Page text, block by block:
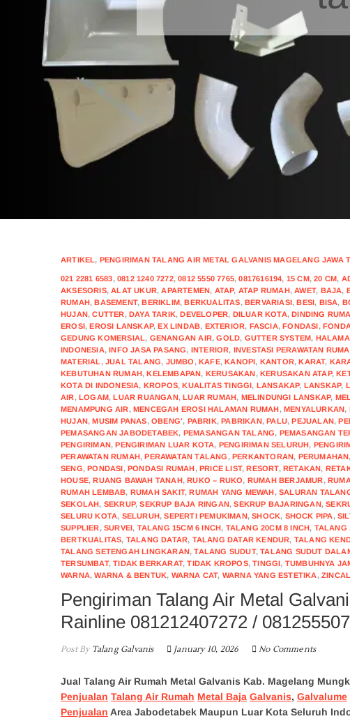
ARTIKEL, PENGIRIMAN TALANG AIR METAL GALVANIS MAGELANG JAWA
021 2281 6583,0812 1240 7272,0812 5550 7765,0817616194, 15 CM,20 CM,
AKSESORIS,ALAT UKUR,APARTEMEN, ATAP, ATAP RUMAH,AWET, BAJA,
RUMAH,BASEMENT,BERIKLIM,BERKUALITAS,BERVARIASI,BESI, BISA,
HUJAN,CUTTER,DAYA TARIK,DEVELOPER, DILUAR KOTA,DINDING
EROSI,EROSI LANSKAP,EX LINDAB, EXTERIOR, FASCIA,FONDASI,
GEDUNG KOMERSIAL, GENANGAN AIR,GOLD, GUTTER SYSTEM,
INDONESIA,INFO JASA PASANG, INTERIOR, INVESTASI PERAWATAN
MATERIAL ,JUAL TALANG, JUMBO ,KAFE,KANOPI, KANTOR,KARAT,
KEBUTUHAN RUMAH,KELEMBAPAN, KERUSAKAN,KERUSAKAN ATAP,
KOTA DI INDONESIA, KROPOS,KUALITAS TINGGI, LANSAKAP, LANSKAP,
AIR,LOGAM,LUAR RUANGAN,LUAR RUMAH, MELINDUNGI LANSKAP,
MENAMPUNG AIR,MENCEGAH EROSI HALAMAN RUMAH,MENYALURKAN,
HUJAN,MUSIM PANAS,OBENG', PABRIK,PABRIKAN,PALU,PEJUALAN,
PEMASANGAN JABODETABEK, PEMASANGAN TALANG, PEMASANGAN
PENGIRIMAN,PENGIRIMAN LUAR KOTA, PENGIRIMAN SELURUH,
PERAWATAN RUMAH,PERAWATAN TALANG ,PERKANTORAN, PERUMAHAN,
SENG,PONDASI,PONDASI RUMAH,PRICE LIST,RESORT,RETAKAN,
HOUSE,RUANG BAWAH TANAH,RUKO – RUKO, RUMAH BERJAMUR,
RUMAH LEMBAB, RUMAH SAKIT,RUMAH YANG MEWAH,SALURAN
SEKOLAH, SEKRUP,SEKRUP BAJA RINGAN,SEKRUP BAJARINGAN,
SELURU KOTA, SELURUH,SEPERTI PEMUKIMAN,SHOCK, SHOCK PIPA,
SUPPLIER,SURVEI, TALANG 15CM 6 INCH, TALANG 20CM 8 INCH, TALANG
BERTKUALITAS, TALANG DATAR, TALANG DATAR KENDUR, TALANG
TALANG SETENGAH LINGKARAN,TALANG SUDUT,TALANG SUDUT
TERSUMBAT,TIDAK BERKARAT,TIDAK KROPOS,TINGGI, TUMBUHNYA
WARNA,WARNA & BENTUK, WARNA CAT, WARNA YANG ESTETIKA,
Pengiriman Talang Air Metal
Rainline 081212407272 /
Post ByTalang Galvanis January 10, 2026 No Comments
Jual Talang Air Rumah Metal Galvanis Kab. Magelang
Penjualan Talang Air Rumah Metal Baja Galvanis, Galvalume
Penjualan Area Jabodetabek Maupun Luar Kota Seluruh